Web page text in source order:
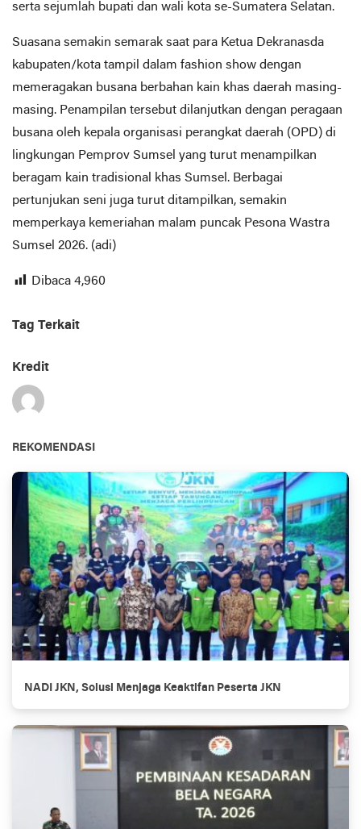
serta sejumlah bupati dan wali kota se-Sumatera Selatan.
Suasana semakin semarak saat para Ketua Dekranasda
kabupaten/kota tampil dalam fashion show dengan
memeragakan busana berbahan kain khas daerah masing-
masing. Penampilan tersebut dilanjutkan dengan peragaan
busana oleh kepala organisasi perangkat daerah (OPD) di
lingkungan Pemprov Sumsel yang turut menampilkan
beragam kain tradisional khas Sumsel. Berbagai
pertunjukan seni juga turut ditampilkan, semakin
memperkaya kemeriahan malam puncak Pesona Wastra
Sumsel 2026. (adi)
Dibaca 4,960
Tag Terkait
Kredit
REKOMENDASI
NADI JKN, Solusi Menjaga Keaktifan Peserta JKN